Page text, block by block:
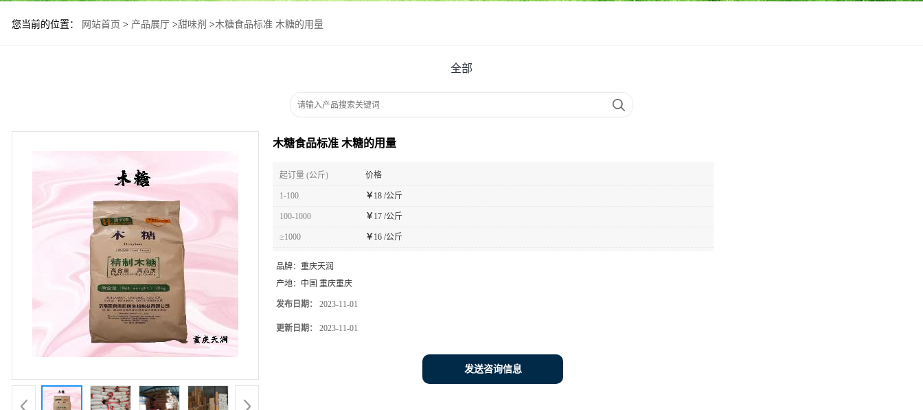
您当前的位置： 网站首页 > 产品展厅 >甜味剂 >木糖食品标准 木糖的用量
全部
木糖食品标准 木糖的用量
起订量 (公斤) 价格
1-100 ￥ 18 /公斤
100-1000 ￥ 17 /公斤
≥1000 ￥ 16 /公斤
品牌： 重庆天润
产地： 中国 重庆重庆
发布日期： 2023-11-01
更新日期： 2023-11-01
发送咨询信息